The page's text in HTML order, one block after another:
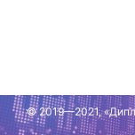
© 2019—2021,